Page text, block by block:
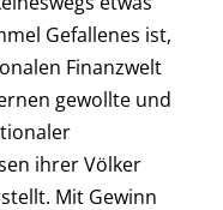
Gefallenes ist,
Finanzwelt
gewollte und
ihrer Völker
Mit Gewinn